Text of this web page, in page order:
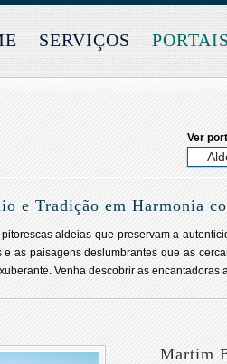
SERVIÇOS
Ver
e Tradição em Harmonia
aldeias que preservam a
as paisagens deslumbrantes que as
Venha descobrir as
Martim